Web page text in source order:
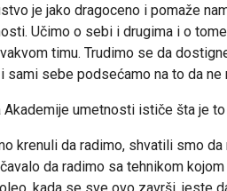
je jako dragoceno i pomaže
Učimo o sebi i drugima i o
timu. Trudimo se da
sami sebe podsećamo na to da
Akademije umetnosti ističe šta je
krenuli da radimo, shvatili smo
da radimo sa tehnikom
kada se sve ovo završi, jeste